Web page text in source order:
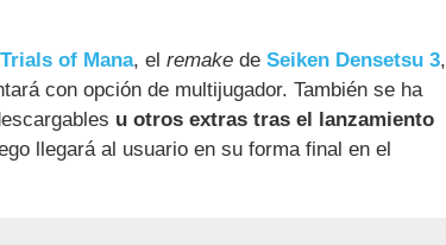
Trials of Mana, el remake de Seiken Densetsu 3,
con opción de multijugador. También se ha
u otros extras tras el lanzamiento
llegará al usuario en su forma final en el